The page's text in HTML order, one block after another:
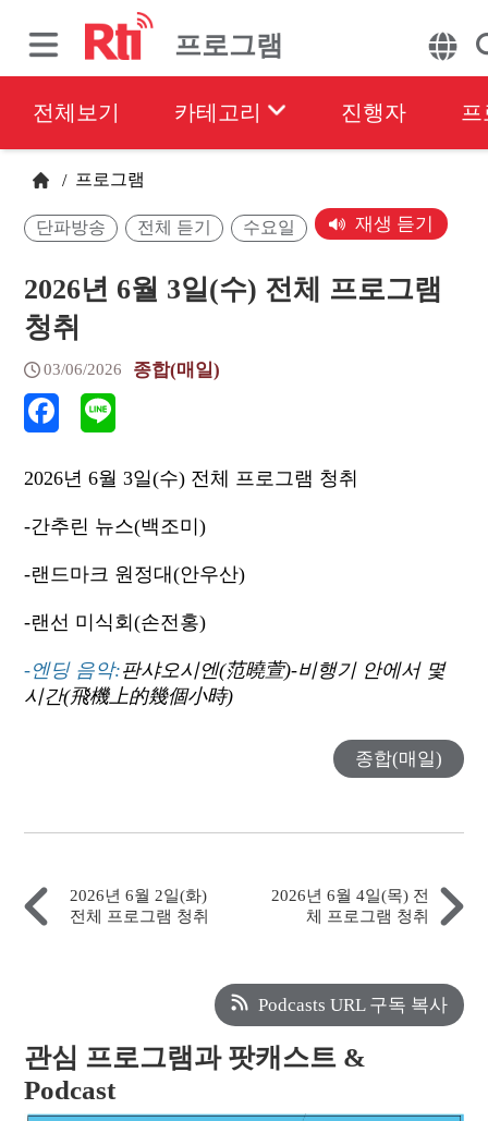
프로그램
전체보기 카테고리 진행자
/ 프로그램
단파방송 전체 듣기 수요일 재생 듣기
2026년 6월 3일(수) 전체 프로그램
청취
03/06/2026 종합(매일)
2026년 6월 3일(수) 전체 프로그램 청취
-간추린 뉴스(백조미)
-랜드마크 원정대(안우산)
-랜선 미식회(손전홍)
-엔딩 음악:판샤오시엔(范曉萱)-비행기 안에서 몇
시간(飛機上的幾個小時)
종합(매일)
2026년 6월 2일(화)
전체 프로그램 청취
2026년 6월 4일(목) 전
체 프로그램 청취
Podcasts URL 구독 복사
관심 프로그램과 팟캐스트 &
Podcast